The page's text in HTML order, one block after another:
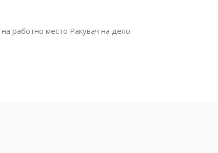
работно место Ракувач на депо.